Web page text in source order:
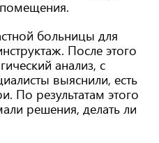
больницы для
После этого
анализ, с
выяснили, есть
По результатам этого
решения, делать ли